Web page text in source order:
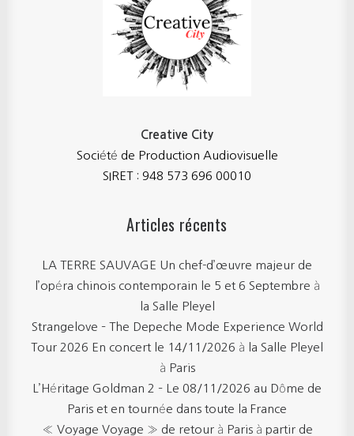
Creative City
Société de Production Audiovisuelle
SIRET : 948 573 696 00010
Articles récents
LA TERRE SAUVAGE Un chef-d’œuvre majeur de
l’opéra chinois contemporain le 5 et 6 Septembre à
la Salle Pleyel
Strangelove – The Depeche Mode Experience World
Tour 2026 En concert le 14/11/2026 à la Salle Pleyel
à Paris
L’Héritage Goldman 2 – Le 08/11/2026 au Dôme de
Paris et en tournée dans toute la France
« Voyage Voyage » de retour à Paris à partir de